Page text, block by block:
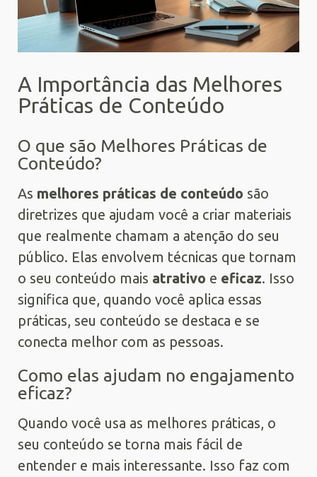
A Importância das Melhores
Práticas de Conteúdo
O que são Melhores Práticas de
Conteúdo?
As melhores práticas de conteúdo são
diretrizes que ajudam você a criar materiais
que realmente chamam a atenção do seu
público. Elas envolvem técnicas que tornam
o seu conteúdo mais atrativo e eficaz. Isso
significa que, quando você aplica essas
práticas, seu conteúdo se destaca e se
conecta melhor com as pessoas.
Como elas ajudam no engajamento
eficaz?
Quando você usa as melhores práticas, o
seu conteúdo se torna mais fácil de
entender e mais interessante. Isso faz com